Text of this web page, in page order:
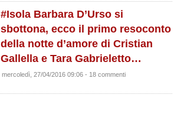
#Isola Barbara D’Urso si
sbottona, ecco il primo resoconto
della notte d’amore di Cristian
Gallella e Tara Gabrieletto…
mercoledì, 27/04/2016 09:06 - 18 commenti